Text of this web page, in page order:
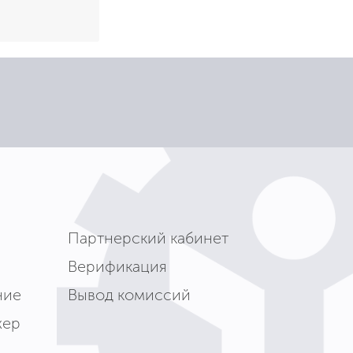
Партнерский кабинет
Верификация
Вывод комиссий